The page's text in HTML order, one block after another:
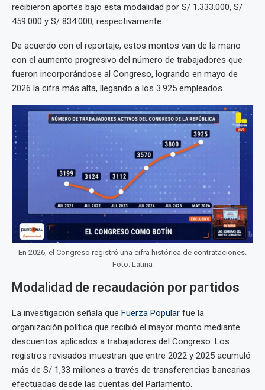
recibieron aportes bajo esta modalidad por S/ 1.333.000, S/
459.000 y S/ 834.000, respectivamente.
De acuerdo con el reportaje, estos montos van de la mano
con el aumento progresivo del número de trabajadores que
fueron incorporándose al Congreso, logrando en mayo de
2026 la cifra más alta, llegando a los 3.925 empleados.
En 2026, el Congreso registró una cifra histórica de contrataciones.
Foto: Latina
Modalidad de recaudación por partidos
La investigación señala que Fuerza Popular fue la
organización política que recibió el mayor monto mediante
descuentos aplicados a trabajadores del Congreso. Los
registros revisados muestran que entre 2022 y 2025 acumuló
más de S/ 1,33 millones a través de transferencias bancarias
efectuadas desde las cuentas del Parlamento.